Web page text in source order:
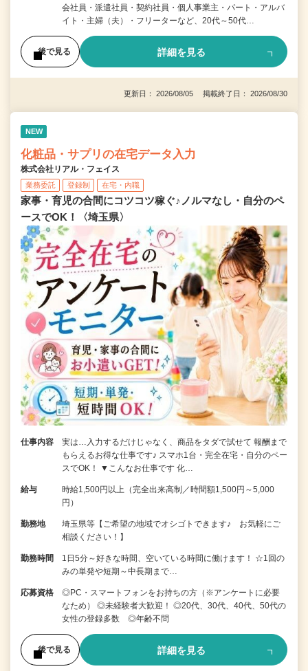
会社員・派遣社員・契約社員・個人事業主・パート・アルバ
イト・主婦（夫）・フリーターなど、20代～50代…
後で見る 詳細を見る
更新日： 2026/08/05 掲載終了日： 2026/08/30
NEW
化粧品・サプリの在宅データ入力
株式会社リアル・フェイス
業務委託 登録制 在宅・内職
家事・育児の合間にコツコツ稼ぐ♪ノルマなし・自分のペ
ースでOK！〈埼玉県〉
仕事内容
実は…入力するだけじゃなく、商品をタダで試せて 報酬まで
もらえるお得な仕事です♪ スマホ1台・完全在宅・自分のペー
スでOK！ ▼こんなお仕事です 化…
給与
時給1,500円以上（完全出来高制／時間額1,500円～5,000
円）
勤務地
埼玉県等【ご希望の地域でオシゴトできます♪ お気軽にご
相談ください！】
勤務時間
1日5分～好きな時間、空いている時間に働けます！ ☆1回の
みの単発や短期～中長期まで…
応募資格
◎PC・スマートフォンをお持ちの方（※アンケートに必要
なため） ◎未経験者大歓迎！ ◎20代、30代、40代、50代の
女性の登録多数 ◎年齢不問
後で見る 詳細を見る